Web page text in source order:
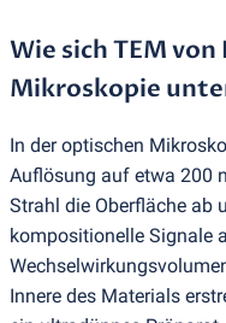
Wie sich TEM
Mikroskopie
In der optischen
Auflösung auf etwa 200
Strahl die Oberfläche ab
kompositionelle Signale
Innere des Materials